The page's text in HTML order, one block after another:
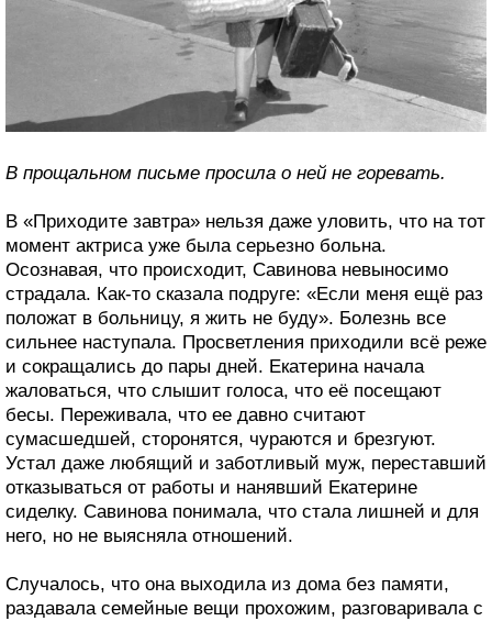
В прощальном письме просила о ней не горевать.
В «Приходите завтра» нельзя даже уловить, что на тот
момент актриса уже была серьезно больна.
Осознавая, что происходит, Савинова невыносимо
страдала. Как-то сказала подруге: «Если меня ещё раз
положат в больницу, я жить не буду». Болезнь все
сильнее наступала. Просветления приходили всё реже
и сокращались до пары дней. Екатерина начала
жаловаться, что слышит голоса, что её посещают
бесы. Переживала, что ее давно считают
сумасшедшей, сторонятся, чураются и брезгуют.
Устал даже любящий и заботливый муж, переставший
отказываться от работы и нанявший Екатерине
сиделку. Савинова понимала, что стала лишней и для
него, но не выясняла отношений.
Случалось, что она выходила из дома без памяти,
раздавала семейные вещи прохожим, разговаривала с